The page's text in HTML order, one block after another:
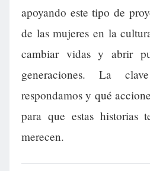
apoyando este tipo de
de las mujeres en la
cambiar vidas y abrir
generaciones. La
respondamos y qué
para que estas historias
merecen.